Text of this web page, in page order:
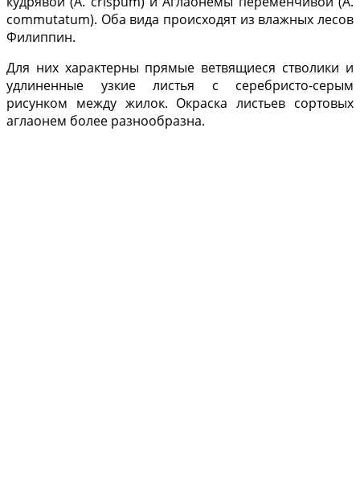
commutatum). Оба вида происходят из влажных ле­сов
Филиппин.
Для них ха­рактерны прямые ветвящи­еся стволики и
удлиненные узкие листья с серебристо-серым
рисунком между жи­лок. Окраска листьев сорто­вых
аглаонем более разно­образна.